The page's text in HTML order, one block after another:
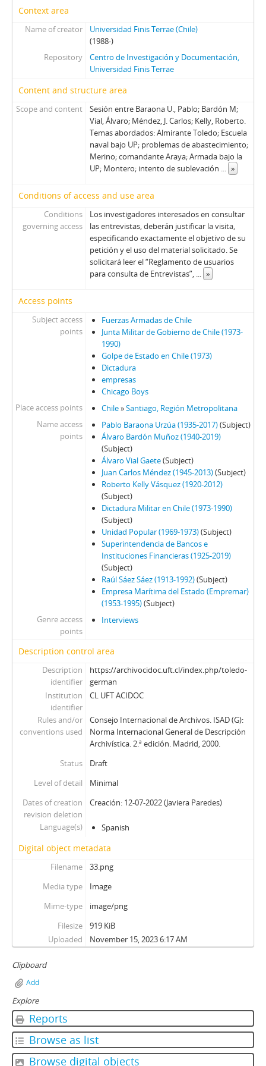
70 - Stange, Rodolfo
71 - Jarpa, Sergio Onofre
72 - Buckovsky, Vladimir
73 - Jarpa, Sergio Onofre
75 - Jarpa, Sergio Onofre
76 - Jarpa, Sergio Onofre
77 - Fresno, Juan Francisco
78 - Fresno, Juan Francisco
79 - Martínez Busch, Jorge
80 - Martínez Busch, Jorge
82 - Moreno, Fernando
83 - Martínez Busch, Jorge
84 - Silva Solar, Julio
85 - Martínez Busch, Jorge
86 - Fresno, Juan Francisco; Zabala, José.
87 - Fresno, Juan Francisco
88 - Silva Solar, Julio
91 - Krauss, Enrique
92 - Frei B., Arturo
93 - Viera Gallo, José Antonio
94 - Boeninger, Edgardo
95 - Viera Gallo, Josè Antonio
96 - Boeninger, Edgardo
97 - Bitar, Sergio
98 - Chonchol, Jacques
99 - Molina Silva, Sergio
100 - Ossa Pretot, Sergio
101 - Mena, Odlanier
102 - Silva Cimma, Enrique
103 - Mena, Odlanier
104 - Ossa Pretot, Sergio
105 - Mena, Odlanier
106 - Videla, Ernesto
107 - Mena, Odlanier
108 - Juan Guzmán Tapia (I)
109 - Juan Guzmán Tapia (II)
110 - Juan Guzmán Tapia (III)
111 - Juan Guzmán Tapia (IV)
CH - Cita con la Historia
JW - Entrevistas realizadas por James R. Whelan
Context area
Name of creator
Universidad Finis Terrae (Chile)
(1988-)
Repository
Centro de Investigación y Documentación,
Universidad Finis Terrae
Content and structure area
Scope and content
Sesión entre Baraona U., Pablo; Bardón M;
Vial, Álvaro; Méndez, J. Carlos; Kelly, Roberto.
Temas abordados: Almirante Toledo; Escuela
naval bajo UP; problemas de abastecimiento;
Merino; comandante Araya; Armada bajo la
UP; Montero; intento de sublevación ... »
Conditions of access and use area
Conditions
governing access
Los investigadores interesados en consultar
las entrevistas, deberán justificar la visita,
especificando exactamente el objetivo de su
petición y el uso del material solicitado. Se
solicitará leer el “Reglamento de usuarios
para consulta de Entrevistas”, ... »
Access points
Subject access
points
Fuerzas Armadas de Chile
Junta Militar de Gobierno de Chile (1973-
1990)
Golpe de Estado en Chile (1973)
Dictadura
empresas
Chicago Boys
Place access points
Chile»Santiago, Región Metropolitana
Name access
points
Pablo Baraona Urzúa (1935-2017)(Subject)
Álvaro Bardón Muñoz (1940-2019)
(Subject)
Álvaro Vial Gaete(Subject)
Juan Carlos Méndez (1945-2013)(Subject)
Roberto Kelly Vásquez (1920-2012)
(Subject)
Dictadura Militar en Chile (1973-1990)
(Subject)
Unidad Popular (1969-1973)(Subject)
Superintendencia de Bancos e
Instituciones Financieras (1925-2019)
(Subject)
Raúl Sáez Sáez (1913-1992)(Subject)
Empresa Marítima del Estado (Empremar)
(1953-1995)(Subject)
Genre access
points
Interviews
Description control area
Description
identifier
https://archivocidoc.uft.cl/index.php/toledo-
german
Institution
identifier
CL UFT ACIDOC
Rules and/or
conventions used
Consejo Internacional de Archivos. ISAD (G):
Norma Internacional General de Descripción
Archivística. 2.ª edición. Madrid, 2000.
Status
Draft
Level of detail
Minimal
Dates of creation
revision deletion
Creación: 12-07-2022 (Javiera Paredes)
Language(s) Spanish
Digital object metadata
Filename
33.png
Media type
Image
Mime-type
image/png
Filesize
919 KiB
Uploaded
November 15, 2023 6:17 AM
Clipboard
Add
Explore
Reports
Browse as list
Browse digital objects